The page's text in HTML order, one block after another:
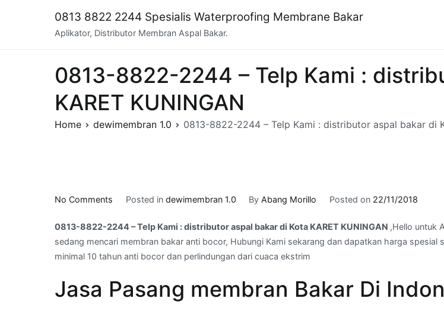
0813 8822 2244 Spesialis Waterproofing Membrane Bakar
Aplikator, Distributor Membran Aspal Bakar.
0813-8822-2244 – Telp Kami :
KARET KUNINGAN
Home dewimembran 1.0 0813-8822-2244 – Telp Kami : distributor aspal bakar di
No Comments
8822-
2244
–
Kami
Posted in dewimembran 1.0 ByAbang Morillo Posted on 22/11/2018
0813-8822-2244 – Telp Kami : distributor aspal bakar di Kota KARET KUNINGAN ,Hello untuk
sedang mencari membran bakar anti bocor, Hubungi Kami sekarang dan dapatkan harga spesial
minimal 10 tahun anti bocor dan perlindungan dari cuaca ekstrim
Jasa Pasang membran Bakar Di